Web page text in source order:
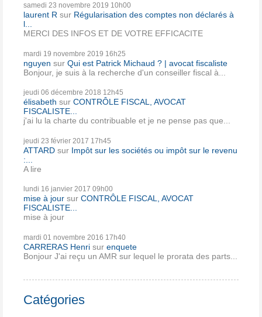
samedi 23 novembre 2019 10h00
laurent R sur Régularisation des comptes non déclarés à
l...
MERCI DES INFOS ET DE VOTRE EFFICACITE
mardi 19 novembre 2019 16h25
nguyen sur Qui est Patrick Michaud ? | avocat fiscaliste
Bonjour, je suis à la recherche d'un conseiller fiscal à...
jeudi 06 décembre 2018 12h45
élisabeth sur CONTRÔLE FISCAL, AVOCAT
FISCALISTE...
j'ai lu la charte du contribuable et je ne pense pas que...
jeudi 23 février 2017 17h45
ATTARD sur Impôt sur les sociétés ou impôt sur le revenu
:...
A lire
lundi 16 janvier 2017 09h00
mise à jour sur CONTRÔLE FISCAL, AVOCAT
FISCALISTE...
mise à jour
mardi 01 novembre 2016 17h40
CARRERAS Henri sur enquete
Bonjour J'ai reçu un AMR sur lequel le prorata des parts...
Catégories